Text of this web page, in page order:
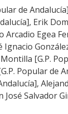
de
Erik
Arcadio Egea
Ignacio
[G.P.
Popular de
José Salvador